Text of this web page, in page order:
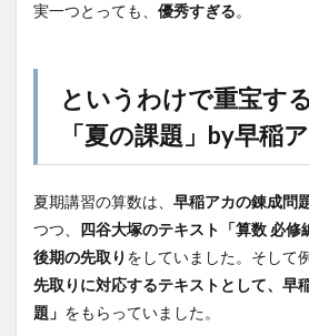
実一つとっても、 優秀すぎる。
というわけで重宝す
「夏の課題」by早稲
夏期講習の算数は、 早稲アカの錬成問
つつ、 四谷大塚のテキスト「算数 必修
後期の先取り をしていました。そして
先取りに対応するテキストとして、早
題」 をもらっていました。